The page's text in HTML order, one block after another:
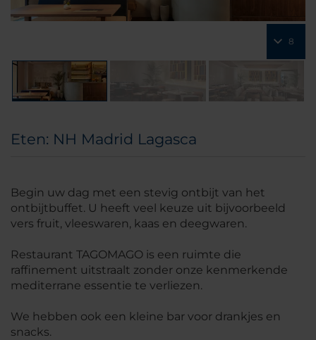
8
Eten: NH Madrid Lagasca
Begin uw dag met een stevig ontbijt van het
ontbijtbuffet. U heeft veel keuze uit bijvoorbeeld
vers fruit, vleeswaren, kaas en deegwaren.
Restaurant TAGOMAGO is een ruimte die
raffinement uitstraalt zonder onze kenmerkende
mediterrane essentie te verliezen.
We hebben ook een kleine bar voor drankjes en
snacks.